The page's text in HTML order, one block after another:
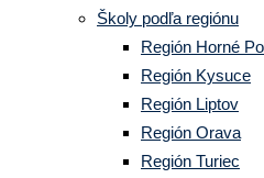
Školy podľa regiónu
Región Horné
Región Kysuce
Región Liptov
Región Orava
Región Turiec